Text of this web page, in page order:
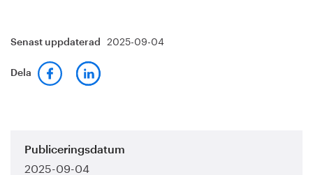
Senast uppdaterad 2025-09-04
Dela
Publiceringsdatum
2025-09-04